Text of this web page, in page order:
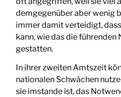
demgegenüber aber wenig
immer damit verteidigt,
kann, wie das die
gestatten.
In ihrer zweiten Amtszeit
nationalen Schwächen
sie imstande ist, das